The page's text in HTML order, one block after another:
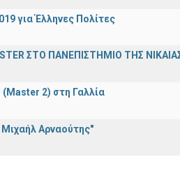
για Έλληνες Πολίτες
ΣΤΟ ΠΑΝΕΠΙΣΤΗΜΙΟ ΤΗΣ
2) στη Γαλλία
Αρναούτης"